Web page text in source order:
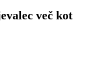
več kot